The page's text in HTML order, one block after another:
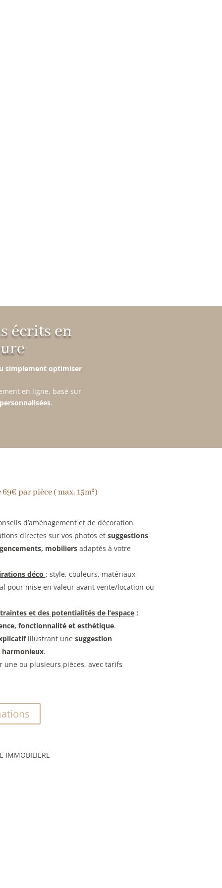
écrits en
simplement optimiser
en ligne, basé sur
.
par pièce ( max. 15m²)
d’aménagement et de décoration
directes sur vos photos et suggestions
mobiliersadaptés à votre
déco : style, couleurs, matériaux
pour mise en valeur avant vente/location ou
et des potentialités de l’espace:
fonctionnalité et esthétique.
illustrant une suggestion
harmonieux.
une ou plusieurs pièces, avec tarifs